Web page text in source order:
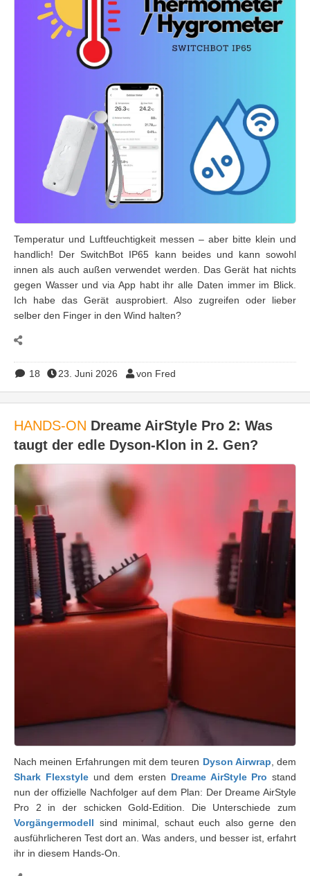
Temperatur und Luftfeuchtigkeit messen – aber bitte klein und
handlich! Der SwitchBot IP65 kann beides und kann sowohl
innen als auch außen verwendet werden. Das Gerät hat nichts
gegen Wasser und via App habt ihr alle Daten immer im Blick.
Ich habe das Gerät ausprobiert. Also zugreifen oder lieber
selber den Finger in den Wind halten?
18 23. Juni 2026 von Fred
HANDS-ON Dreame AirStyle Pro 2: Was
taugt der edle Dyson-Klon in 2. Gen?
Nach meinen Erfahrungen mit dem teuren Dyson Airwrap, dem
Shark Flexstyleund dem ersten Dreame AirStyle Pro stand
nun der offizielle Nachfolger auf dem Plan: Der Dreame AirStyle
Pro 2 in der schicken Gold-Edition. Die Unterschiede zum
Vorgängermodell sind minimal, schaut euch also gerne den
ausführlicheren Test dort an. Was anders, und besser ist, erfahrt
ihr in diesem Hands-On.